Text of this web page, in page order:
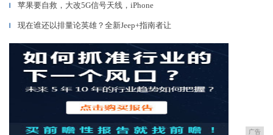
▎ 苹果要自救，大改5G信号天线，iPhone
▎ 现在谁还以排量论英雄？全新Jeep+指南者让
广告